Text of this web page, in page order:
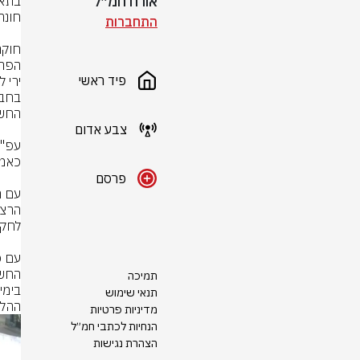
התחברות
פיד ראשי
צבע אדום
פרסם
תמיכה
תנאי שימוש
מדיניות פרטיות
הנחיות לכתבי חמ״ל
הצהרת נגישות